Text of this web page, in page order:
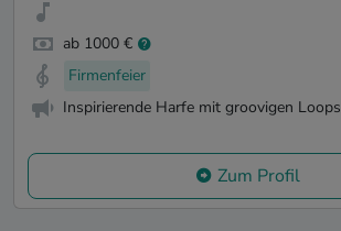
ab 1000 €
Firmenfeier
Inspirierende Harfe mit groovigen Loops
Zum Profil